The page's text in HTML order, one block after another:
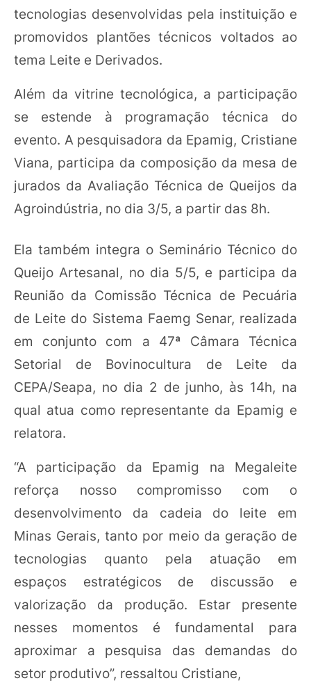
tecnologias desenvolvidas pela instituição e
promovidos plantões técnicos voltados ao
tema Leite e Derivados.
Além da vitrine tecnológica, a participação
se estende à programação técnica do
evento. A pesquisadora da Epamig, Cristiane
Viana, participa da composição da mesa de
jurados da Avaliação Técnica de Queijos da
Agroindústria, no dia 3/5, a partir das 8h.
Ela também integra o Seminário Técnico do
Queijo Artesanal, no dia 5/5, e participa da
Reunião da Comissão Técnica de Pecuária
de Leite do Sistema Faemg Senar, realizada
em conjunto com a 47ª Câmara Técnica
Setorial de Bovinocultura de Leite da
CEPA/Seapa, no dia 2 de junho, às 14h, na
qual atua como representante da Epamig e
relatora.
“A participação da Epamig na Megaleite
reforça nosso compromisso com o
desenvolvimento da cadeia do leite em
Minas Gerais, tanto por meio da geração de
tecnologias quanto pela atuação em
espaços estratégicos de discussão e
valorização da produção. Estar presente
nesses momentos é fundamental para
aproximar a pesquisa das demandas do
setor produtivo”, ressaltou Cristiane,